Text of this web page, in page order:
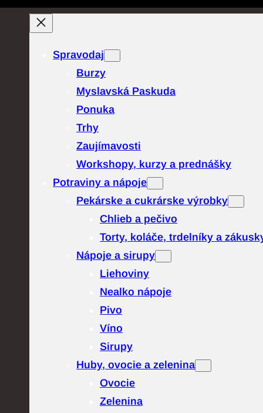
Spravodaj
Burzy
Myslavská Paskuda
Ponuka
Trhy
Zaujímavosti
Workshopy, kurzy a prednášky
Potraviny a nápoje
Pekárske a cukrárske výrobky
Chlieb a pečivo
Torty, koláče, trdelníky a
Nápoje a sirupy
Liehoviny
Nealko nápoje
Pivo
Víno
Sirupy
Huby, ovocie a zelenina
Ovocie
Zelenina